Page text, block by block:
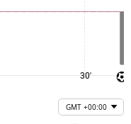
30'
GMT +00:00